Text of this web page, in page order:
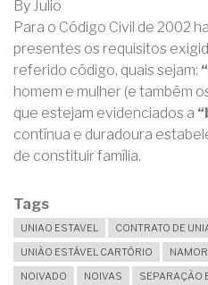
By Julio
Para o Código Civil de 2002
presentes os requisitos
referido código, quais sejam:
homem e mulher (e também
que estejam evidenciados a
contínua e duradoura
de constituir família.
Tags
UNIAO ESTAVEL
CONTRATO DE
UNIÃO ESTÁVEL CARTÓRIO
NOIVADO
NOIVAS SEPARAÇÃO